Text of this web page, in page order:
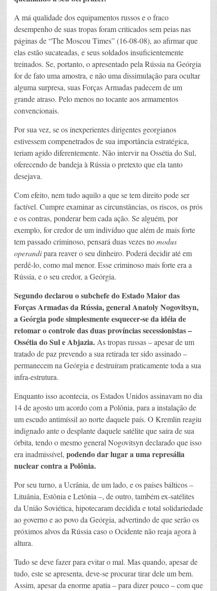
A má qualidade dos equipamentos russos e o fraco
desempenho de suas tropas foram criticados sem peias nas
páginas de “The Moscou Times” (16-08-08), ao afirmar que
elas estão sucateadas, e seus soldados insuficientemente
treinados. Se, portanto, o apresentado pela Rússia na Geórgia
for de fato uma amostra, e não uma dissimulação para ocultar
alguma surpresa, suas Forças Armadas padecem de um
grande atraso. Pelo menos no tocante aos armamentos
convencionais.
Por sua vez, se os inexperientes dirigentes georgianos
estivessem compenetrados de sua importância estratégica,
teriam agido diferentemente. Não intervir na Ossétia do Sul,
oferecendo de bandeja à Rússia o pretexto que ela tanto
desejava.
Com efeito, nem tudo aquilo a que se tem direito pode ser
factível. Cumpre examinar as circunstâncias, os riscos, os prós
e os contras, ponderar bem cada ação. Se alguém, por
exemplo, for credor de um indivíduo que além de mais forte
tem passado criminoso, pensará duas vezes nomodus
operandipara reaver o seu dinheiro. Poderá decidir até em
perdê-lo, como mal menor. Esse criminoso mais forte era a
Rússia, e o seu credor, a Geórgia.
Segundo declarou o subchefe do Estado Maior das
Forças Armadas da Rússia, general Anatoly Nogovitsyn,
a Geórgia pode simplesmente esquecer-se da idéia de
retomar o controle das duas províncias secessionistas –
Ossétia do Sul e Abjazia.As tropas russas – apesar de um
tratado de paz prevendo a sua retirada ter sido assinado –
permanecem na Geórgia e destruíram praticamente toda a sua
infra-estrutura.
Enquanto isso acontecia, os Estados Unidos assinavam no dia
14 de agosto um acordo com a Polônia, para a instalação de
um escudo antimíssil ao norte daquele país. O Kremlin reagiu
indignado ante o desplante daquele satélite que saíra de sua
órbita, tendo o mesmo general Nogovitsyn declarado que isso
era inadmissível, podendo dar lugar a uma represália
nuclear contra a Polônia.
Por seu turno, a Ucrânia, de um lado, e os países bálticos –
Lituânia, Estônia e Letônia –, de outro, também ex-satélites
da União Soviética, hipotecaram decidida e total solidariedade
ao governo e ao povo da Geórgia, advertindo de que serão os
próximos alvos da Rússia caso o Ocidente não reaja agora à
altura.
Tudo se deve fazer para evitar o mal. Mas quando, apesar de
tudo, este se apresenta, deve-se procurar tirar dele um bem.
Assim, apesar da enorme apatia – para dizer pouco – com que